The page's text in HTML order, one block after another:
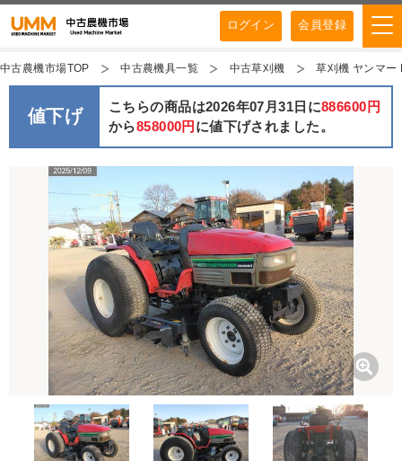
ログイン 会員登録
中古農機市場TOP 中古農機具一覧 中古草刈機 草刈機 ヤンマ
値下げ こちらの商品は2026年07月31日に886600円
から858000円 に値下げされました。